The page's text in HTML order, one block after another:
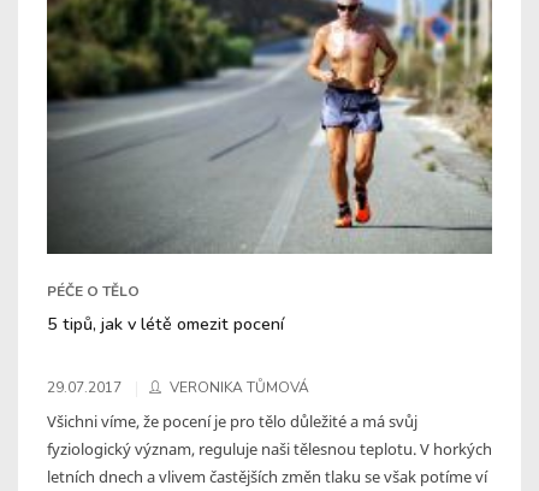
PÉČE O TĚLO
5 tipů, jak v létě omezit pocení
29.07.2017 VERONIKA TŮMOVÁ
Všichni víme, že pocení je pro tělo důležité a má svůj
fyziologický význam, reguluje naši tělesnou teplotu. V horkých
letních dnech a vlivem častějších změn tlaku se však potíme ví